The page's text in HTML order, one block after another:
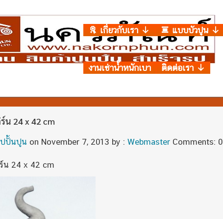
เกี่ยวกับเรา แบบบัวปูน
งานเช่าน้ำหนักเบา ติดต่อเรา
น 24 x 42 cm
ปั้นปูน on November 7, 2013 by : Webmaster Comments: 0
น 24 x 42 cm